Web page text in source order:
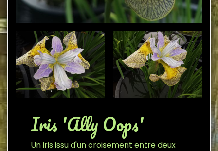
Iris 'Ally Oops'
Un iris issu d'un croisement entre deux